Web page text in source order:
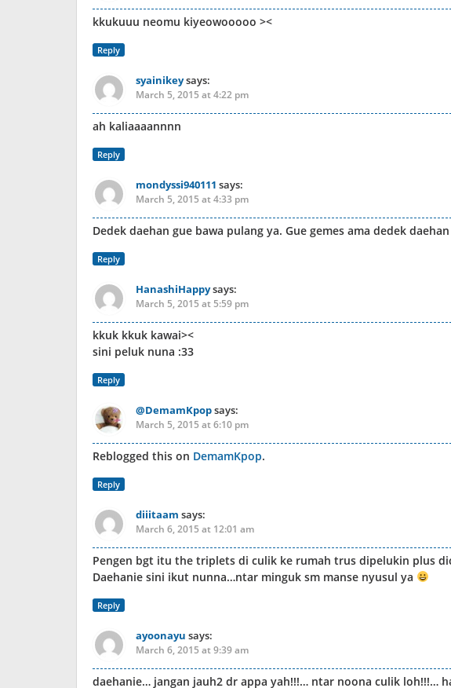
kkukuuu neomu kiyeowooooo ><
Reply
syainikeysays:
March 5, 2015 at 4:22 pm
ah kaliaaaannnn
Reply
mondyssi940111 says:
March 5, 2015 at 4:33 pm
Dedek daehan gue bawa pulang ya. Gue gemes ama dedek daehan
Reply
HanashiHappysays:
March 5, 2015 at 5:59 pm
kkuk kkuk kawai><
sini peluk nuna :33
Reply
@DemamKpopsays:
March 5, 2015 at 6:10 pm
Reblogged this on DemamKpop.
Reply
diiitaam says:
March 6, 2015 at 12:01 am
Pengen bgt itu the triplets di culik ke rumah trus dipelukin plus
Daehanie sini ikut nunna…ntar minguk sm manse nyusul ya
Reply
ayoonayu says:
March 6, 2015 at 9:39 am
daehanie… jangan jauh2 dr appa yah!!!… ntar noona culik loh!!!…